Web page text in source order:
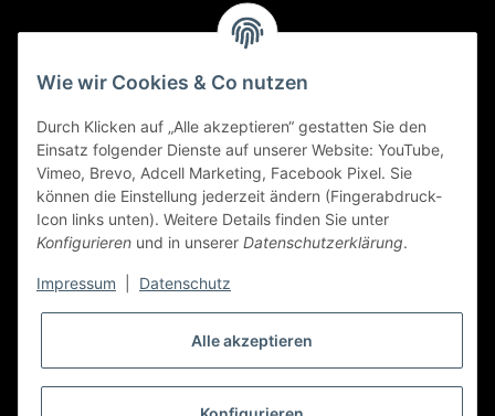
Wie wir Cookies & Co nutzen
Durch Klicken auf „Alle akzeptieren“ gestatten Sie den
Einsatz folgender Dienste auf unserer Website: YouTube,
Vimeo, Brevo, Adcell Marketing, Facebook Pixel. Sie
können die Einstellung jederzeit ändern (Fingerabdruck-
Icon links unten). Weitere Details finden Sie unter
Konfigurieren und in unserer Datenschutzerklärung.
Impressum Datenschutz
Alle akzeptieren
VERTRAG WIDERRUFEN